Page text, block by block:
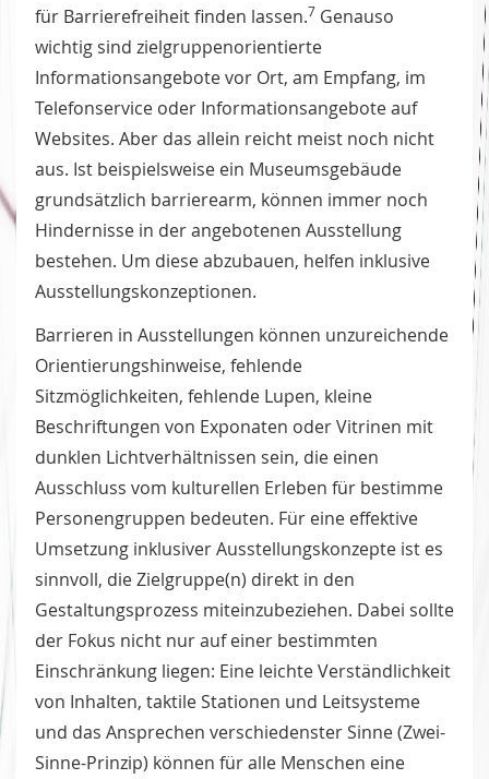
für Barrierefreiheit finden lassen.7 Genauso
wichtig sind zielgruppenorientierte
Informationsangebote vor Ort, am Empfang, im
Telefonservice oder Informationsangebote auf
Websites. Aber das allein reicht meist noch nicht
aus. Ist beispielsweise ein Museumsgebäude
grundsätzlich barrierearm, können immer noch
Hindernisse in der angebotenen Ausstellung
bestehen. Um diese abzubauen, helfen inklusive
Ausstellungskonzeptionen.
Barrieren in Ausstellungen können unzureichende
Orientierungshinweise, fehlende
Sitzmöglichkeiten, fehlende Lupen, kleine
Beschriftungen von Exponaten oder Vitrinen mit
dunklen Lichtverhältnissen sein, die einen
Ausschluss vom kulturellen Erleben für bestimme
Personengruppen bedeuten. Für eine effektive
Umsetzung inklusiver Ausstellungskonzepte ist es
sinnvoll, die Zielgruppe(n) direkt in den
Gestaltungsprozess miteinzubeziehen. Dabei sollte
der Fokus nicht nur auf einer bestimmten
Einschränkung liegen: Eine leichte Verständlichkeit
von Inhalten, taktile Stationen und Leitsysteme
und das Ansprechen verschiedenster Sinne (Zwei-
Sinne-Prinzip) können für alle Menschen eine